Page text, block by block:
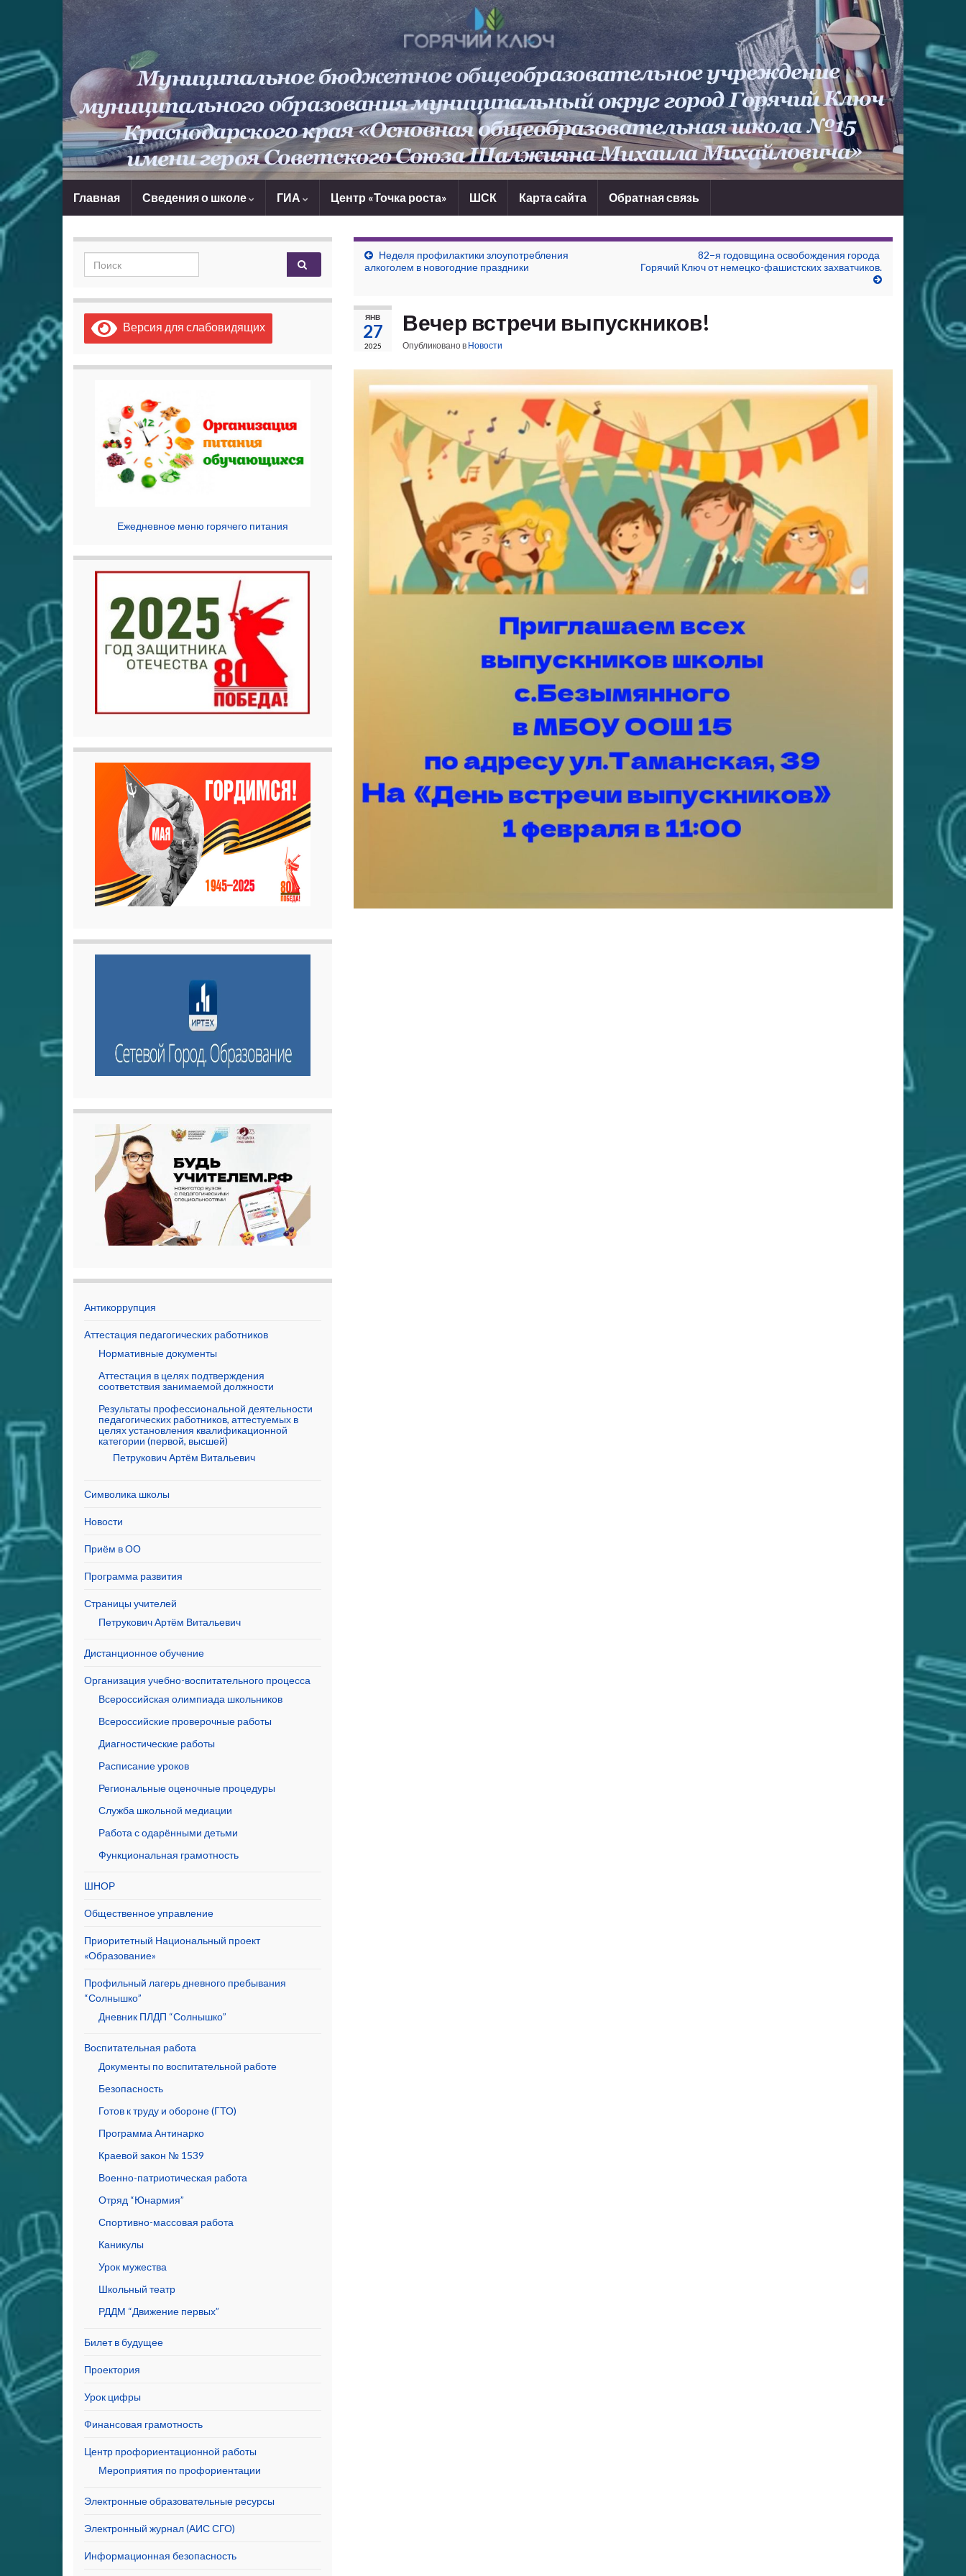
Главная Сведения о школе ГИА Центр «Точка роста» ШСК Карта сайта Обратная связь
Неделя профилактики злоупотребления
алкоголем в новогодние праздники
82−я годовщина освобождения города
Горячий Ключ от немецко-фашистских захватчиков.
ЯНВ
27
2025
Вечер встречи выпускников!
Опубликовано в Новости
Search for:
Версия для слабовидящих
Ежедневное меню горячего питания
Антикоррупция
Аттестация педагогических работников
Нормативные документы
Аттестация в целях подтверждения
соответствия занимаемой должности
Результаты профессиональной деятельности
педагогических работников, аттестуемых в
целях установления квалификационной
категории (первой, высшей)
Петрукович Артём Витальевич
Символика школы
Новости
Приём в ОО
Программа развития
Страницы учителей
Петрукович Артём Витальевич
Дистанционное обучение
Организация учебно-воспитательного процесса
Всероссийская олимпиада школьников
Всероссийские проверочные работы
Диагностические работы
Расписание уроков
Региональные оценочные процедуры
Служба школьной медиации
Работа с одарёнными детьми
Функциональная грамотность
ШНОР
Общественное управление
Приоритетный Национальный проект
«Образование»
Профильный лагерь дневного пребывания
“Солнышко”
Дневник ПЛДП “Солнышко”
Воспитательная работа
Документы по воспитательной работе
Безопасность
Готов к труду и обороне (ГТО)
Программа Антинарко
Краевой закон № 1539
Военно-патриотическая работа
Отряд “Юнармия”
Спортивно-массовая работа
Каникулы
Урок мужества
Школьный театр
РДДМ “Движение первых”
Билет в будущее
Проектория
Урок цифры
Финансовая грамотность
Центр профориентационной работы
Мероприятия по профориентации
Электронные образовательные ресурсы
Электронный журнал (АИС СГО)
Информационная безопасность